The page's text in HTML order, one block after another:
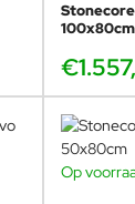
100x80cm
Op